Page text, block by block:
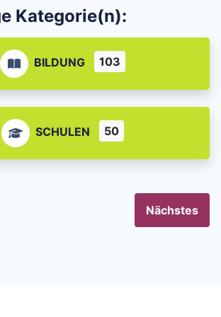
Kategorie(n):
BILDUNG 103
SCHULEN 50
Nächstes